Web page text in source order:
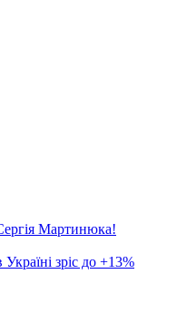
Мартинюка!
Україні зріс до +13%